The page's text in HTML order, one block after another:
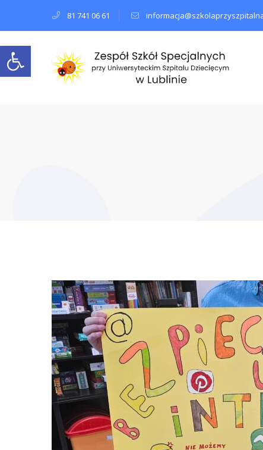
Open toolbar
81 741 06 61